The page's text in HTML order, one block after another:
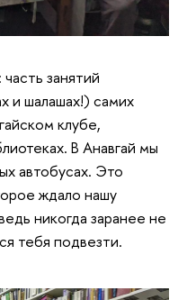
занятий
и шалашах!) самих
клубе,
В Анавгай мы
автобусах. Это
ждало нашу
никогда заранее не
тебя подвезти.